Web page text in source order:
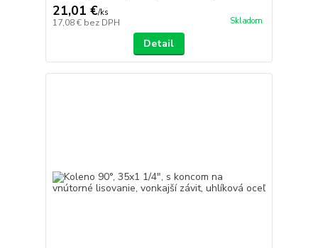
21,01 €/ks
17,08 € bez DPH Skladom
Detail